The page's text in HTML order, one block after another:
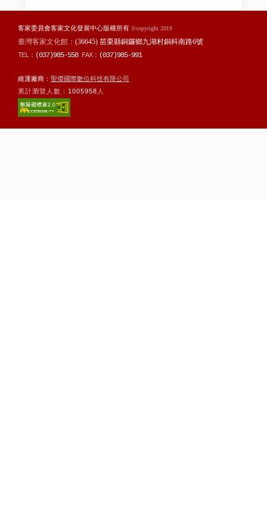
客家委員會客家文化發展中心版權所有 ©copyright 2019
臺灣客家文化館： (36645) 苗栗縣銅鑼鄉九湖村銅科南路6號
TEL： (037)985-558FAX： (037)985-991
維運廠商： 聖傑國際數位科技有限公司
累計瀏覽人數： 1005958 人